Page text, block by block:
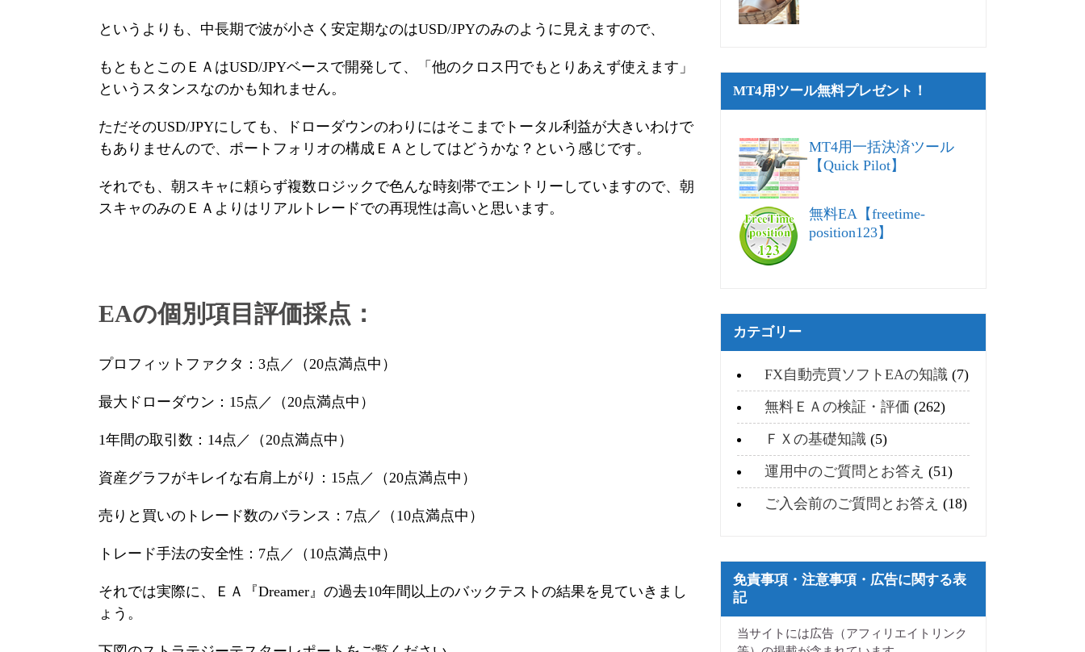
というよりも、中長期で波が小さく安定期なのはUSD/JPYのみのように見えますので、
もともとこのＥＡはUSD/JPYベースで開発して、「他のクロス円でもとりあえず使えます」
というスタンスなのかも知れません。
ただそのUSD/JPYにしても、ドローダウンのわりにはそこまでトータル利益が大きいわけで
もありませんので、ポートフォリオの構成ＥＡとしてはどうかな？という感じです。
それでも、朝スキャに頼らず複数ロジックで色んな時刻帯でエントリーしていますので、朝
スキャのみのＥＡよりはリアルトレードでの再現性は高いと思います。
EAの個別項目評価採点：
プロフィットファクタ：3点／（20点満点中）
最大ドローダウン：15点／（20点満点中）
1年間の取引数：14点／（20点満点中）
資産グラフがキレイな右肩上がり：15点／（20点満点中）
売りと買いのトレード数のバランス：7点／（10点満点中）
トレード手法の安全性：7点／（10点満点中）
それでは実際に、ＥＡ『Dreamer』の過去10年間以上のバックテストの結果を見ていきまし
ょう。
MT4用ツール無料プレゼント！
MT4用一括決済ツール
【Quick Pilot】
無料EA【freetime-
position123】
カテゴリー
FX自動売買ソフトEAの知識 (7)
無料ＥＡの検証・評価 (262)
ＦＸの基礎知識 (5)
運用中のご質問とお答え (51)
ご入会前のご質問とお答え (18)
免責事項・注意事項・広告に関する表
記
当サイトには広告（アフィリエイトリンク